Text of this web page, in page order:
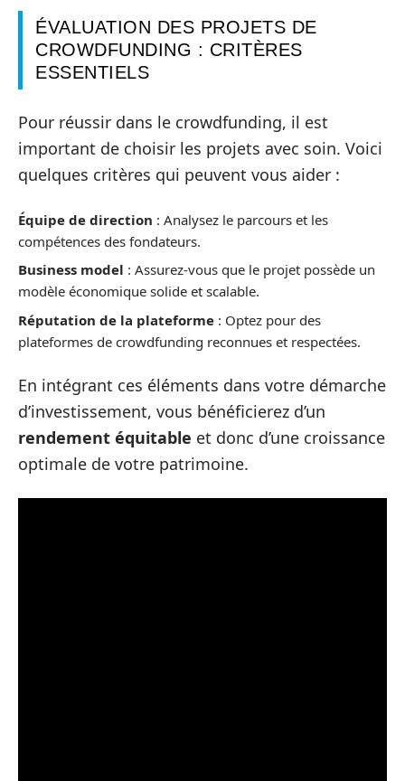
ÉVALUATION DES PROJETS DE
CROWDFUNDING : CRITÈRES
ESSENTIELS
Pour réussir dans le crowdfunding, il est
important de choisir les projets avec soin. Voici
quelques critères qui peuvent vous aider :
Équipe de direction : Analysez le parcours et les
compétences des fondateurs.
Business model : Assurez-vous que le projet possède un
modèle économique solide et scalable.
Réputation de la plateforme : Optez pour des
plateformes de crowdfunding reconnues et respectées.
En intégrant ces éléments dans votre démarche
d’investissement, vous bénéficierez d’un
rendement équitable et donc d’une croissance
optimale de votre patrimoine.